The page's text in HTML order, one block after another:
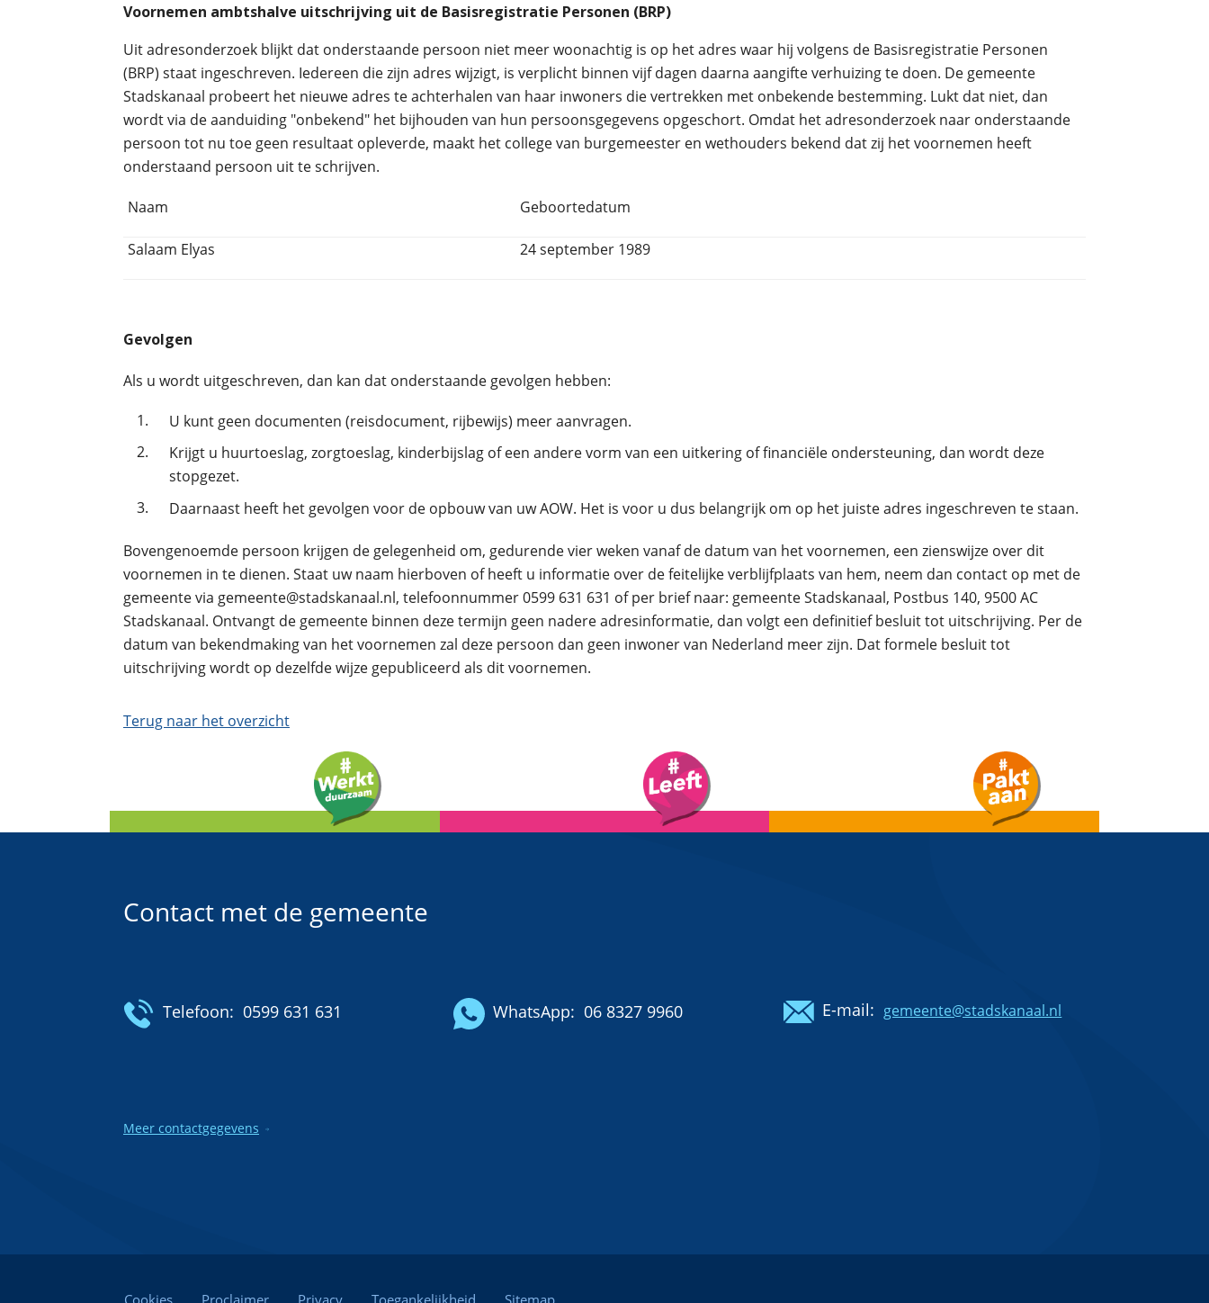
Voornemen ambtshalve uitschrijving uit de Basisregistratie Personen (BRP)
Uit adresonderzoek blijkt dat onderstaande persoon niet meer woonachtig is op het adres waar hij volgens de Basisregistratie Personen
(BRP) staat ingeschreven. Iedereen die zijn adres wijzigt, is verplicht binnen vijf dagen daarna aangifte verhuizing te doen. De gemeente
Stadskanaal probeert het nieuwe adres te achterhalen van haar inwoners die vertrekken met onbekende bestemming. Lukt dat niet, dan
wordt via de aanduiding "onbekend" het bijhouden van hun persoonsgegevens opgeschort. Omdat het adresonderzoek naar onderstaande
persoon tot nu toe geen resultaat opleverde, maakt het college van burgemeester en wethouders bekend dat zij het voornemen heeft
onderstaand persoon uit te schrijven.
Naam Geboortedatum
Salaam Elyas 24 september 1989
Gevolgen
Als u wordt uitgeschreven, dan kan dat onderstaande gevolgen hebben:
1.
U kunt geen documenten (reisdocument, rijbewijs) meer aanvragen.
2.
Krijgt u huurtoeslag, zorgtoeslag, kinderbijslag of een andere vorm van een uitkering of financiële ondersteuning, dan wordt deze
stopgezet.
3.
Daarnaast heeft het gevolgen voor de opbouw van uw AOW. Het is voor u dus belangrijk om op het juiste adres ingeschreven te staan.
Bovengenoemde persoon krijgen de gelegenheid om, gedurende vier weken vanaf de datum van het voornemen, een zienswijze over dit
voornemen in te dienen. Staat uw naam hierboven of heeft u informatie over de feitelijke verblijfplaats van hem, neem dan contact op met de
gemeente via gemeente@stadskanaal.nl, telefoonnummer 0599 631 631 of per brief naar: gemeente Stadskanaal, Postbus 140, 9500 AC
Stadskanaal. Ontvangt de gemeente binnen deze termijn geen nadere adresinformatie, dan volgt een definitief besluit tot uitschrijving. Per de
datum van bekendmaking van het voornemen zal deze persoon dan geen inwoner van Nederland meer zijn. Dat formele besluit tot
uitschrijving wordt op dezelfde wijze gepubliceerd als dit voornemen.
Terug naar het overzicht
Contact met de gemeente
Telefoon: 0599 631 631 WhatsApp: 06 8327 9960 E-mail: gemeente@stadskanaal.nl
Meer contactgegevens
Cookies Proclaimer Privacy Toegankelijkheid Sitemap